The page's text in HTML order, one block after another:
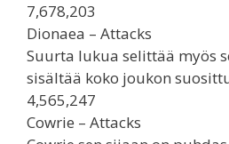
7,678,203
Dionaea – Attacks
Suurta lukua selittää myös
sisältää koko joukon
4,565,247
Cowrie – Attacks